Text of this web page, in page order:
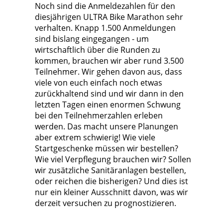
Noch sind die Anmeldezahlen für den
diesjährigen ULTRA Bike Marathon sehr
verhalten. Knapp 1.500 Anmeldungen
sind bislang eingegangen - um
wirtschaftlich über die Runden zu
kommen, brauchen wir aber rund 3.500
Teilnehmer. Wir gehen davon aus, dass
viele von euch einfach noch etwas
zurückhaltend sind und wir dann in den
letzten Tagen einen enormen Schwung
bei den Teilnehmerzahlen erleben
werden. Das macht unsere Planungen
aber extrem schwierig! Wie viele
Startgeschenke müssen wir bestellen?
Wie viel Verpflegung brauchen wir? Sollen
wir zusätzliche Sanitäranlagen bestellen,
oder reichen die bisherigen? Und dies ist
nur ein kleiner Ausschnitt davon, was wir
derzeit versuchen zu prognostizieren.